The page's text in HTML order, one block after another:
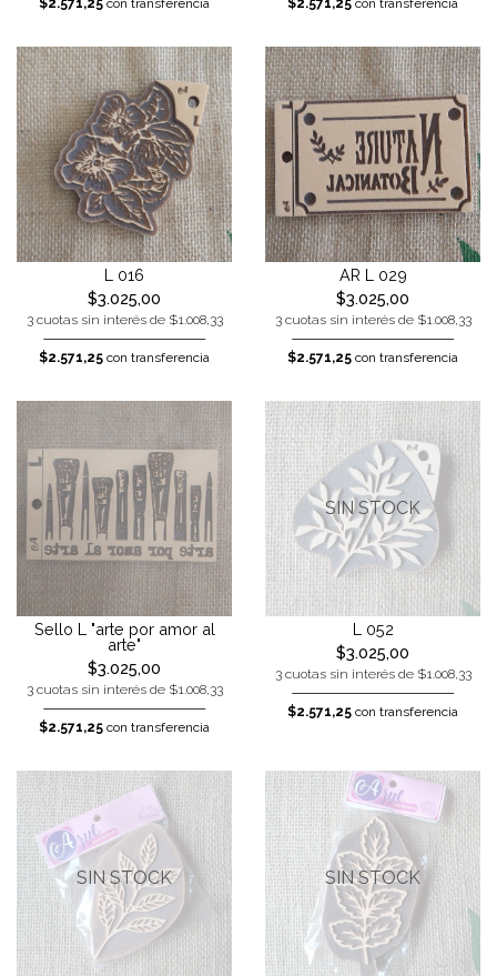
$2.571,25 con transferencia $2.571,25 con transferencia
L 016
$3.025,00
3 cuotas sin interés de $1.008,33
$2.571,25 con transferencia
AR L 029
$3.025,00
3 cuotas sin interés de $1.008,33
$2.571,25 con transferencia
Sello L "arte por amor al
arte"
$3.025,00
3 cuotas sin interés de $1.008,33
$2.571,25 con transferencia
SIN STOCK
L 052
$3.025,00
3 cuotas sin interés de $1.008,33
$2.571,25 con transferencia
SIN STOCK SIN STOCK